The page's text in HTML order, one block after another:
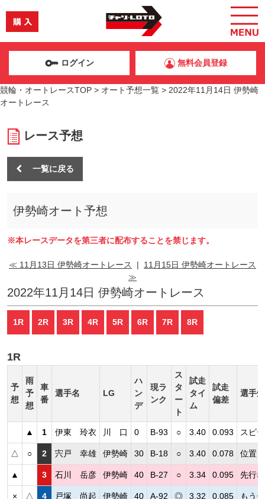
ログイン 無料会員登録
競輪・オートレースTOP > オート予想一覧 > 2022年11月14日 伊勢崎
オートレース
レース予想
一覧に戻る
伊勢崎オート予想
※本レースデータを第三者に配布することを禁じます。
≪ 11月13日 伊勢崎オートレース | 11月15日 伊勢崎オートレース
≫
2022年11月14日 伊勢崎オートレース
1R 2R 3R 4R 5R 6R 7R 8R
1R
予
想
雨
予
想
車
番
選手名 LG
ハ
ン
デ
現ラ
ンク
ス
タ
ー
ト
試走
タイ
ム
試走
偏差
選手
▲ 1 伊東 玲衣 川 口 0 B-93 ○ 3.40 0.093 スピ
△ ○ 2 宍戸 幸雄 伊勢崎 30 B-18 ○ 3.40 0.078 位置
▲ 3 石川 岳彦 伊勢崎 40 B-27 ○ 3.34 0.095 先行
× △ 4 戸塚 尚起 伊勢崎 40 A-92 ◎ 3.32 0.085 もう